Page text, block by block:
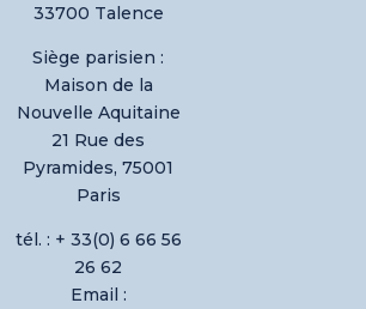
33700 Talence
Siège parisien :
Maison de la
Nouvelle Aquitaine
21 Rue des
Pyramides, 75001
Paris
tél. : + 33(0) 6 66 56
26 62
Email :